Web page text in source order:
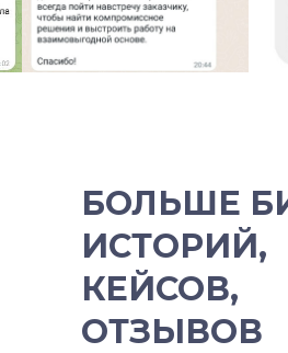
БОЛЬШЕ
ИСТОРИЙ,
КЕЙСОВ,
ОТЗЫВОВ